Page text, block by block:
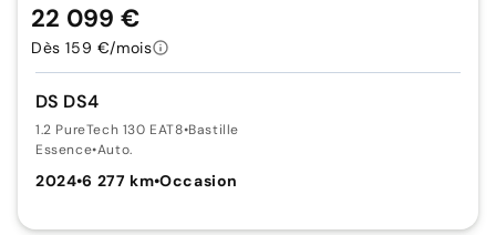
DS DS4
1.2 PureTech 130 EAT8•Bastille
Essence•Auto.
2024•6 277 km•Occasion
22 099 €
Dès 159 €/mois